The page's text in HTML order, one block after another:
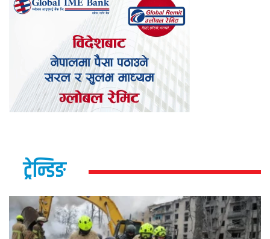
ट्रेन्डिङ